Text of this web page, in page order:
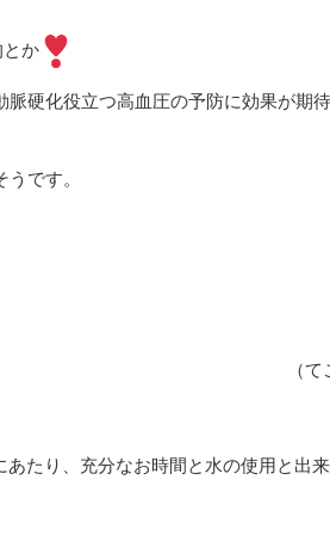
か
硬化役立つ高血圧の予防に効果が期
です。
（
たり、充分なお時間と水の使用と出